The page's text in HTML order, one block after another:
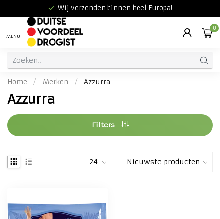
Wij verzenden binnen heel Europa!
MENU
0
Home / Merken / Azzurra
Azzurra
Filters